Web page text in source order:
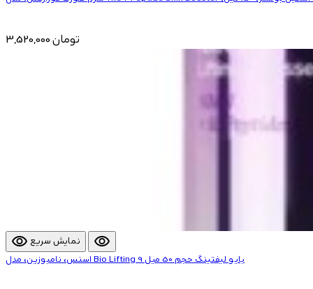
3,520,000 تومان
visibility نمایش سریع visibility
اسنس، نامبوزین، مدل Bio Lifting 9 بایو لیفتینگ حجم 50 میل